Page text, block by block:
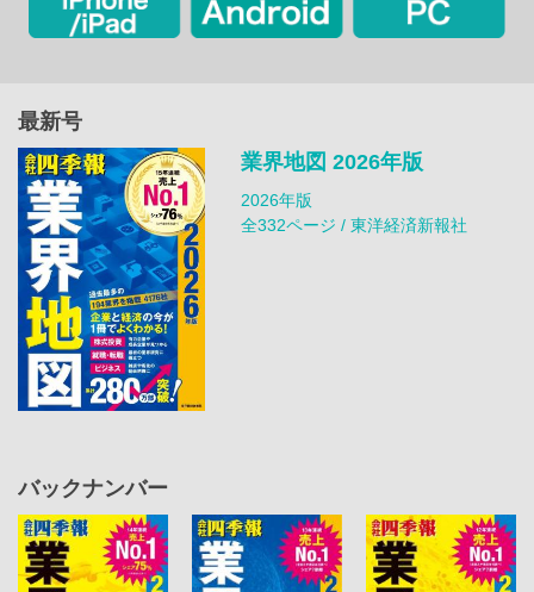
最新号
業界地図 2026年版
2026年版
全332ページ / 東洋経済新報社
バックナンバー